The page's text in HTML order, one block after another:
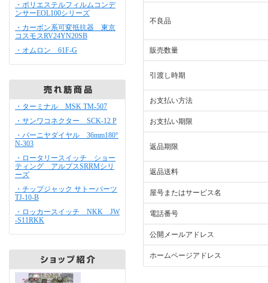
・ポリエステルフィルムコンデ
ンサーEOL100シリーズ
・カーボン系可変抵抗器 東京
コスモスRV24YN20SB
・オムロン 61F-G
・ターミナル MSK TM-507
・サンワコネクター SCK-12 P
・バーニヤダイヤル 36mm180°
N-303
・ロータリースイッチ ショー
ティング アルプスSRRMシリ
ーズ
・チップジャック サトーパーツ
TJ-10-B
・ロッカースイッチ NKK JW
-S11RKK
不良品
販売数量
引渡し時期
お支払い方法
お支払い期限
返品期限
返品送料
屋号またはサービス名
電話番号
公開メールアドレス
ホームページアドレス